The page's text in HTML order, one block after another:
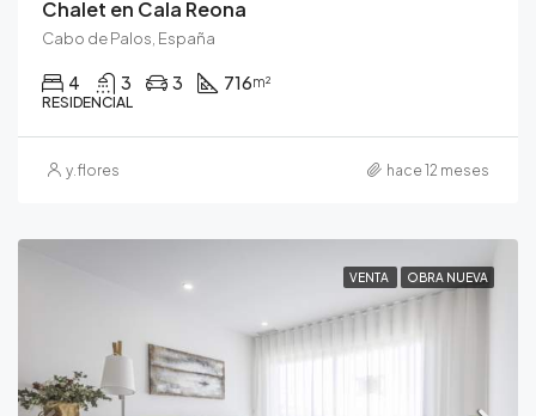
Chalet en Cala Reona
Cabo de Palos, España
4 3 3 716m²
RESIDENCIAL
y.flores hace 12 meses
VENTA OBRA NUEVA